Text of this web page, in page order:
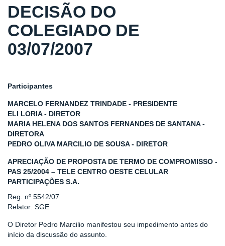
DECISÃO DO
COLEGIADO DE
03/07/2007
Participantes
MARCELO FERNANDEZ TRINDADE - PRESIDENTE
ELI LORIA - DIRETOR
MARIA HELENA DOS SANTOS FERNANDES DE SANTANA -
DIRETORA
PEDRO OLIVA MARCILIO DE SOUSA - DIRETOR
APRECIAÇÃO DE PROPOSTA DE TERMO DE COMPROMISSO -
PAS 25/2004 – TELE CENTRO OESTE CELULAR
PARTICIPAÇÕES S.A.
Reg. nº 5542/07
Relator: SGE
O Diretor Pedro Marcilio manifestou seu impedimento antes do
início da discussão do assunto.